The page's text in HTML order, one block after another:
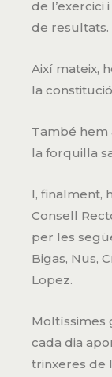
de l’exercici
de resultats.
Així mateix,
la
També hem
la forquilla
I, finalment,
Consell
per les
Bigas, Nus,
Lopez.
Moltíssimes
cada dia
trinxeres de